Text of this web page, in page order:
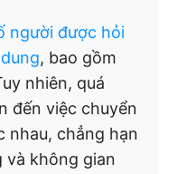
người được hỏi
, bao gồm
nhiên, quá
đến việc chuyển
nhau, chẳng hạn
và không gian